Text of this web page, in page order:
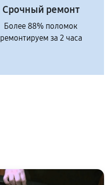
Срочный ремонт
Более 88% поломок
ремонтируем за 2 часа